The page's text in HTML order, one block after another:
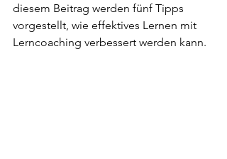
diesem Beitrag werden fünf Tipps
vorgestellt, wie effektives Lernen mit
Lerncoaching verbessert werden kann.